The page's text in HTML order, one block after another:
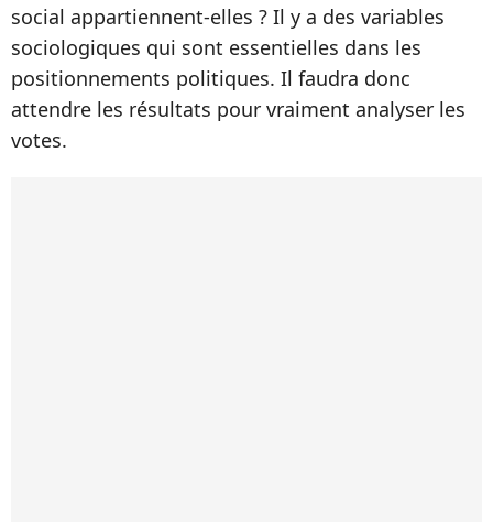
social appartiennent-elles ? Il y a des variables
sociologiques qui sont essentielles dans les
positionnements politiques. Il faudra donc
attendre les résultats pour vraiment analyser les
votes.